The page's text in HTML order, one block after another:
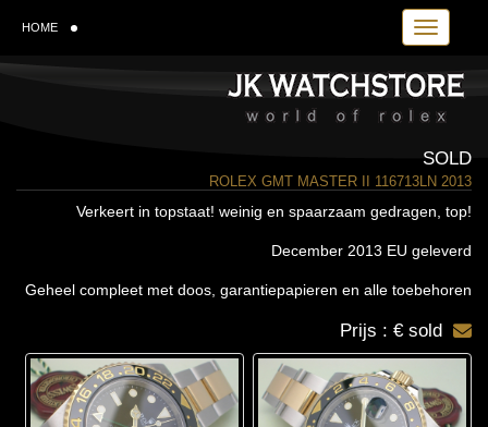
Toggle
HOME
SOLD
ROLEX GMT MASTER II 116713LN 2013
Verkeert in topstaat! weinig en spaarzaam gedragen, top!
December 2013 EU geleverd
Geheel compleet met doos, garantiepapieren en alle toebehoren
Prijs : € sold